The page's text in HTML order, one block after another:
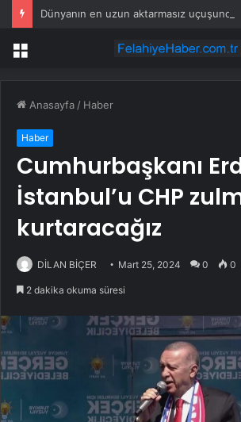
Menü
Anasayfa / Haber
Haber
Cumhurbaşkanı
İstanbul’u CHP
kurtaracağız
DİLAN BİÇER Mart 25, 2024 0 0
2 dakika okuma süresi